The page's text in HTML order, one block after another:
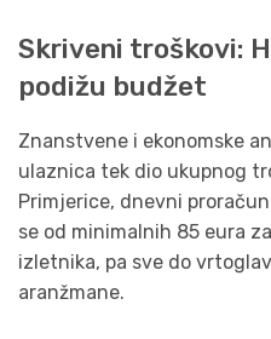
Skriveni troškovi:
podižu budžet
Znanstvene i ekonomske
ulaznica tek dio ukupnog
Primjerice, dnevni
se od minimalnih 85 eura
izletnika, pa sve do
aranžmane.